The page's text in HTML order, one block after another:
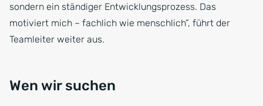
sondern ein ständiger Entwicklungsprozess. Das
motiviert mich – fachlich wie menschlich”, führt der
Teamleiter weiter aus.
Wen wir suchen